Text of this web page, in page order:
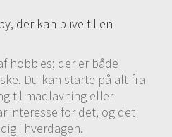
der kan blive til en
hobbies; der er både
Du kan starte på alt fra
til madlavning eller
interesse for det, og det
i hverdagen.